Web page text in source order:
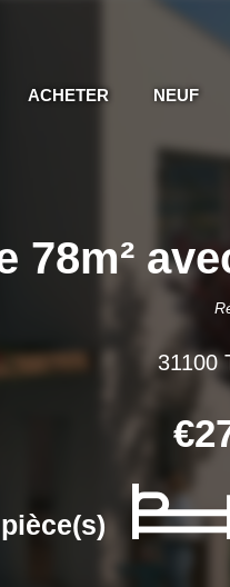
ACHETER NEUF
78m²
31100